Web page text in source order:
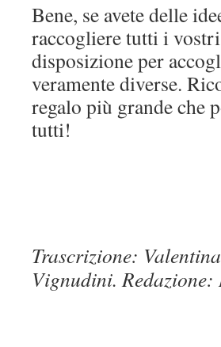
Bene, se avete delle
raccogliere tutti i
disposizione per
veramente diverse.
regalo più grande che
tutti!
Trascrizione:
Vignudini.